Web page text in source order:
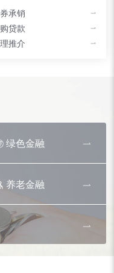
承销
贷款
推介
绿色金融
养老金融